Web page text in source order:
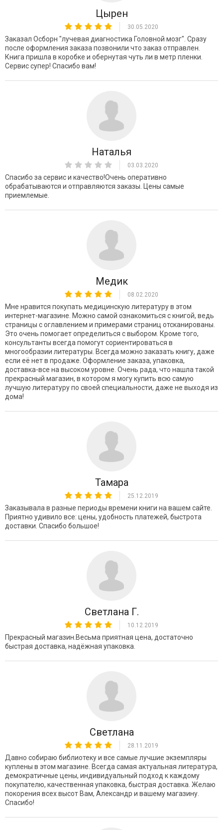
Цырен
30.05.2020
Заказал Осборн "лучевая диагностика Головной мозг". Сразу
после оформления заказа позвонили что заказ отправлен.
Книга пришла в коробке и обернутая чуть ли в метр пленки.
Сервис супер! Спасибо вам!
Наталья
03.03.2020
Спасибо за сервис и качество!Очень оперативно
обрабатываются и отправляются заказы. Цены самые
приемлемые.
Медик
08.02.2020
Мне нравится покупать медицинскую литературу в этом
интернет-магазине. Можно самой ознакомиться с книгой, ведь
страницы с оглавлением и примерами страниц отсканированы.
Это очень помогает определиться с выбором. Кроме того,
консультанты всегда помогут сориентироваться в
многообразии литературы. Всегда можно заказать книгу, даже
если её нет в продаже. Оформление заказа, упаковка,
доставка-все на высоком уровне. Очень рада, что нашла такой
прекрасный магазин, в котором я могу купить всю самую
лучшую литературу по своей специальности, даже не выходя из
дома!
Тамара
25.12.2019
Заказывала в разные периоды времени книги на вашем сайте.
Приятно удивило все: цены, удобность платежей, быстрота
доставки. Спасибо большое!
Светлана Г.
10.12.2019
Прекрасный магазин.Весьма приятная цена, достаточно
быстрая доставка, надёжная упаковка.
Светлана
28.11.2019
Давно собираю библиотеку и все самые лучшие экземпляры
куплены в этом магазине. Всегда самая актуальная литература,
демократичные цены, индивидуальный подход к каждому
покупателю, качественная упаковка, быстрая доставка. Желаю
покорения всех высот Вам, Александр и вашему магазину.
Спасибо!